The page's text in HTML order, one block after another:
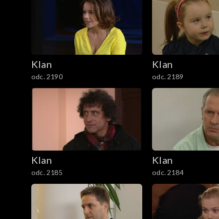
3801–3900
3701–3800
3601–3700
3301–3400
3201–3300
3101–3200
Klan
odc. 2190
Klan
odc. 2189
Klan
odc. 2185
Klan
odc. 2184